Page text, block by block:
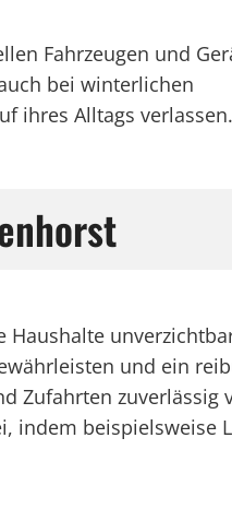
Fahrzeugen und
bei winterlichen
ihres Alltags verlassen.
und ein
Zufahrten zuverlässig
indem beispielsweise